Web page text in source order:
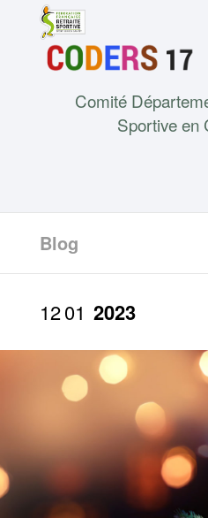
Comité
Sportive en
Blog
1201 2023